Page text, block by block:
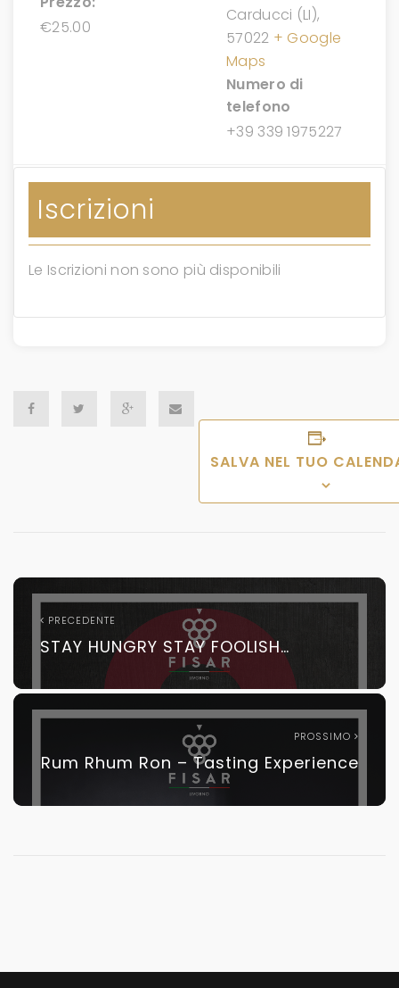
€25.00
Carducci (LI),
57022 + Google
Maps
Numero di
telefono
+39 339 1975227
Iscrizioni
Le Iscrizioni non sono più disponibili
SALVA NEL TUO
PRECEDENTE
STAY HUNGRY STAY FOOLISH…
PROSSIMO
Rum Rhum Ron – Tasting Experience